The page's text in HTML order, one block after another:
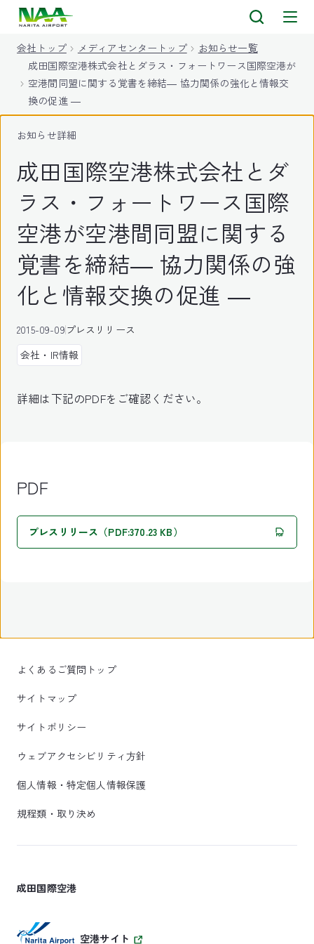
会社トップ メディアセンタートップ
お知らせ一覧
成田国際空港株式会社とダラス・フォートワース国際空港が
空港間同盟に関する覚書を締結― 協力関係の強化と情報交
換の促進 ―
お知らせ詳細
成田国際空港株式会社とダ
ラス・フォートワース国際
空港が空港間同盟に関する
覚書を締結― 協力関係の強
化と情報交換の促進 ―
2015-09-09プレスリリース
会社・IR情報
詳細は下記のPDFをご確認ください。
PDF
プレスリリース（PDF:370.23 KB）
よくあるご質問トップ
サイトマップ
サイトポリシー
ウェブアクセシビリティ方針
個人情報・特定個人情報保護
規程類・取り決め
成田国際空港
空港サイト